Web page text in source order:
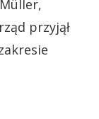
przyjął